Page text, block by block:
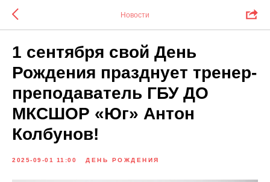
Новости
1 сентября свой День
Рождения празднует тренер-
преподаватель ГБУ ДО
МКСШОР «Юг» Антон
Колбунов!
2025-09-01 11:00 ДЕНЬ РОЖДЕНИЯ